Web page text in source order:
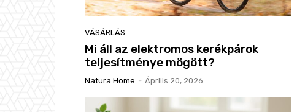
VÁSÁRLÁS
Mi áll az elektromos kerékpárok
teljesítménye mögött?
Natura Home - Április 20, 2026